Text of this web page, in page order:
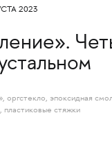
2023
оргстекло, эпоксидная
пластиковые стяжки